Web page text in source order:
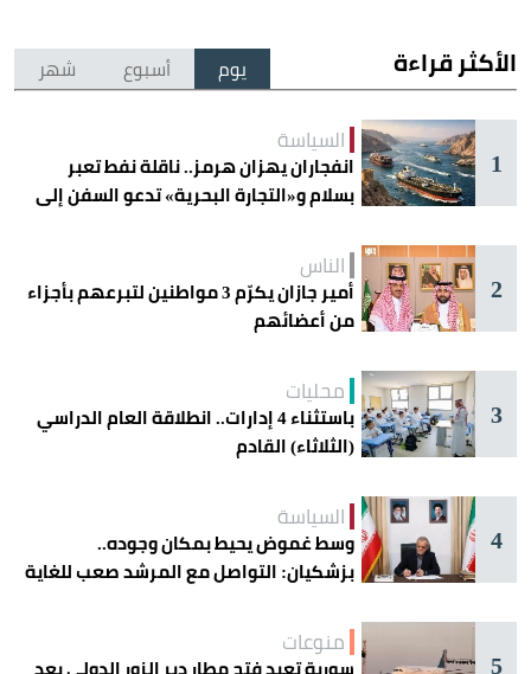
الأكثر قراءة يوم أسبوع شهر
1
السياسة
انفجاران يهزان هرمز.. ناقلة نفط تعبر
بسلام و«التجارة البحرية» تدعو السفن إلى
2
الناس
أمير جازان يكرّم 3 مواطنين لتبرعهم بأجزاء
من أعضائهم
3
محليات
باستثناء 4 إدارات.. انطلاقة العام الدراسي
(الثلاثاء) القادم
4
السياسة
وسط غموض يحيط بمكان وجوده..
بزشكيان: التواصل مع المرشد صعب للغاية
منوعات